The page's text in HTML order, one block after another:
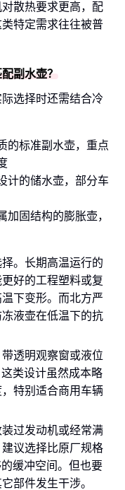
散热要求更高，配
特定需求往往被普
副水壶？
选择时还需结合冷
的标准副水壶，重点
计的储水壶，部分车
加固结构的膨胀壶，
。长期高温运行的
好的工程塑料或复
下变形。而北方严
液壶在低温下的抗
透明观察窗或液位
类设计虽然成本略
特别适合商用车辆
过发动机或经常满
议选择比原厂规格
缓冲空间。但也要
部件发生干涉。